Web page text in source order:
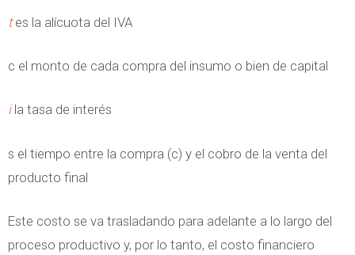
tes la alícuota del IVA
c el monto de cada compra del insumo o bien de capital
ila tasa de interés
s el tiempo entre la compra (c) y el cobro de la venta del
producto final
Este costo se va trasladando para adelante a lo largo del
proceso productivo y, por lo tanto, el costo financiero